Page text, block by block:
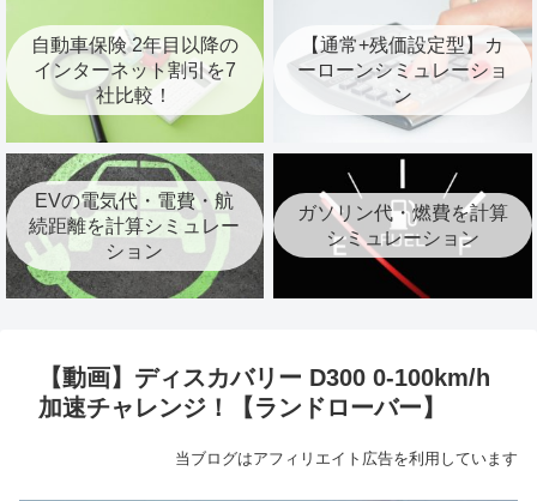
自動車保険 2年目以降の
インターネット割引を7
社比較！
【通常+残価設定型】カ
ーローンシミュレーショ
ン
EVの電気代・電費・航
続距離を計算シミュレー
ション
ガソリン代・燃費を計算
シミュレーション
【動画】ディスカバリー D300 0-100km/h
加速チャレンジ！【ランドローバー】
当ブログはアフィリエイト広告を利用しています